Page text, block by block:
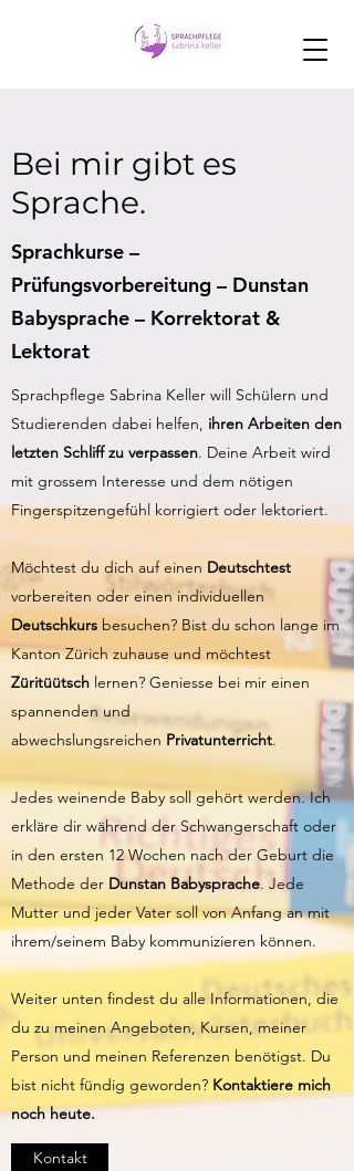
Bei mir gibt es
Sprache.
Sprachkurse –
Prüfungsvorbereitung – Dunstan
Babysprache – Korrektorat &
Lektorat
Sprachpflege Sabrina Keller will Schülern und
Studierenden dabei helfen, ihren Arbeiten den
letzten Schliff zu verpassen. Deine Arbeit wird
mit grossem Interesse und dem nötigen
Fingerspitzengefühl korrigiert oder lektoriert.
Möchtest du dich auf einen Deutschtest
vorbereiten oder einen individuellen
Deutschkurs besuchen? Bist du schon lange im
Kanton Zürich zuhause und möchtest
Züritüütsch lernen? Geniesse bei mir einen
spannenden und
abwechslungsreichen Privatunterricht.
Jedes weinende Baby soll gehört werden. Ich
erkläre dir während der Schwangerschaft oder
in den ersten 12 Wochen nach der Geburt die
Methode der Dunstan Babysprache. Jede
Mutter und jeder Vater soll von Anfang an mit
ihrem/seinem Baby kommunizieren können.
Weiter unten findest du alle Informationen, die
du zu meinen Angeboten, Kursen, meiner
Person und meinen Referenzen benötigst. Du
bist nicht fündig geworden? Kontaktiere mich
noch heute.
Kontakt